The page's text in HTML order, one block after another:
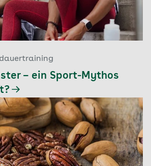
– ein Sport-Mythos